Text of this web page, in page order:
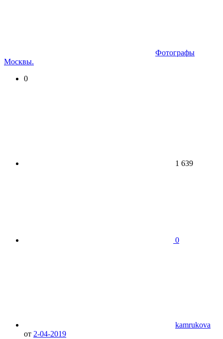
Фотографы
Москвы.
0
1 639
0
kamrukova
от 2-04-2019